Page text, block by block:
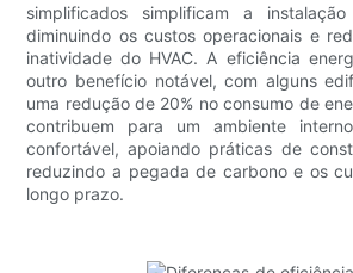
simplificados simplificam a
diminuindo os custos operacionais e
inatividade do HVAC. A eficiência
outro benefício notável, com alguns
uma redução de 20% no consumo de
contribuem para um ambiente
confortável, apoiando práticas de
reduzindo a pegada de carbono e os
longo prazo.